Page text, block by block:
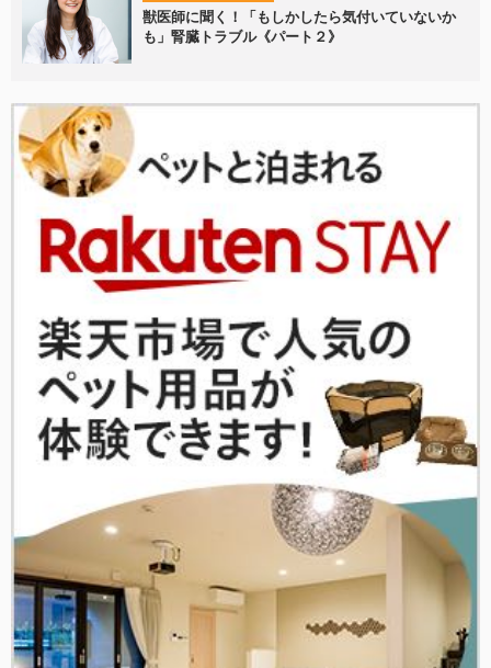
獣医師に聞く！「もしかしたら気付いていないか
も」腎臓トラブル《パート２》